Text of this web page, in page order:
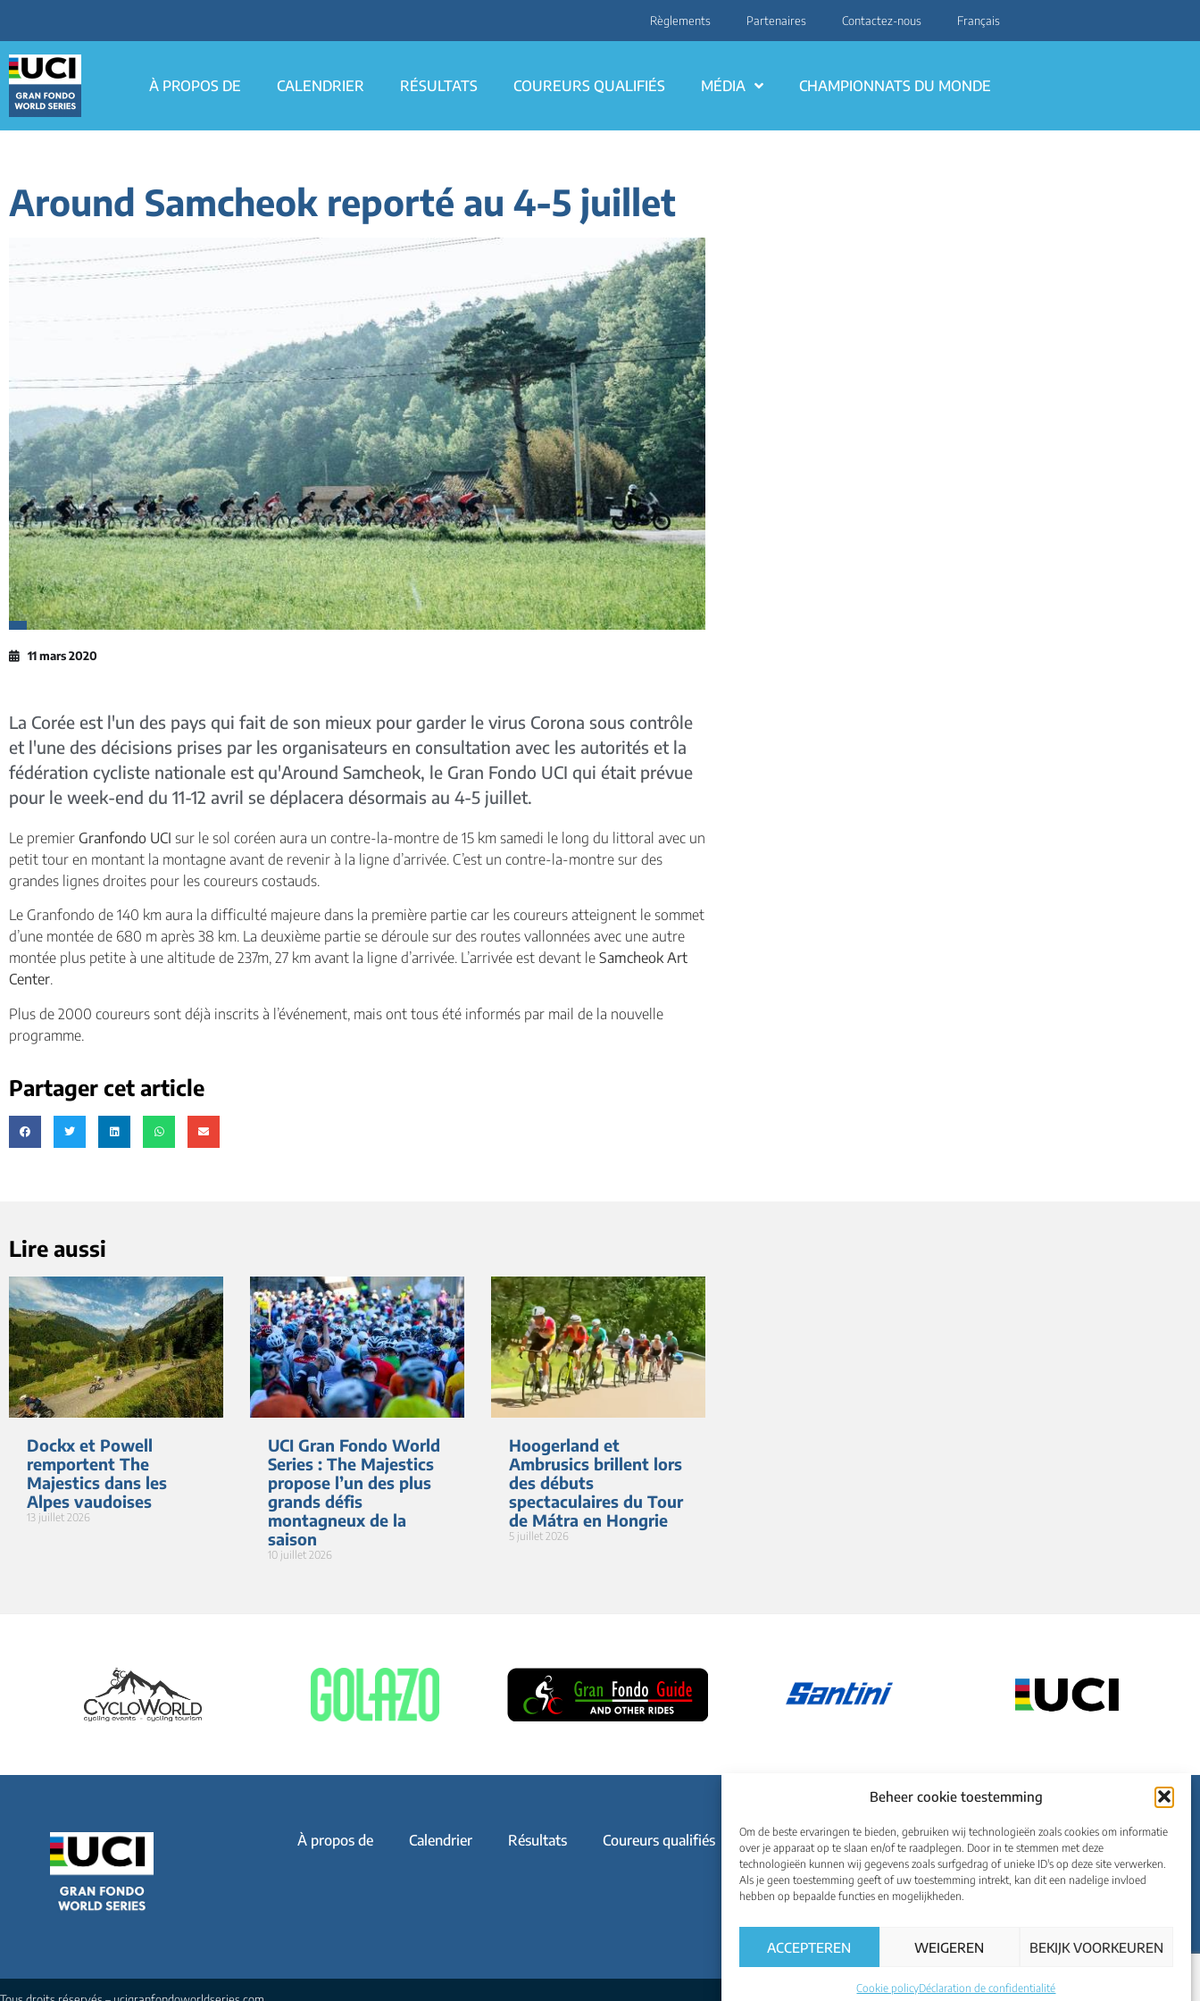
Beheer cookie toestemming
Om de beste ervaringen te bieden, gebruiken wij technologieën zoals cookies om informatie
over je apparaat op te slaan en/of te raadplegen. Door in te stemmen met deze
technologieën kunnen wij gegevens zoals surfgedrag of unieke ID's op deze site verwerken.
Als je geen toestemming geeft of uw toestemming intrekt, kan dit een nadelige invloed
hebben op bepaalde functies en mogelijkheden.
ACCEPTEREN WEIGEREN BEKIJK VOORKEUREN
Cookie policyDéclaration de confidentialité
Règlements Partenaires Contactez-nous Français
À PROPOS DE CALENDRIER RÉSULTATS COUREURS QUALIFIÉS MÉDIA CHAMPIONNATS DU MONDE
Around Samcheok reporté au 4-5 juillet
11 mars 2020
La Corée est l'un des pays qui fait de son mieux pour garder le virus Corona sous contrôle
et l'une des décisions prises par les organisateurs en consultation avec les autorités et la
fédération cycliste nationale est qu'Around Samcheok, le Gran Fondo UCI qui était prévue
pour le week-end du 11-12 avril se déplacera désormais au 4-5 juillet.
Le premier Granfondo UCI sur le sol coréen aura un contre-la-montre de 15 km samedi le long du littoral avec un
petit tour en montant la montagne avant de revenir à la ligne d’arrivée. C’est un contre-la-montre sur des
grandes lignes droites pour les coureurs costauds.
Le Granfondo de 140 km aura la difficulté majeure dans la première partie car les coureurs atteignent le sommet
d’une montée de 680 m après 38 km. La deuxième partie se déroule sur des routes vallonnées avec une autre
montée plus petite à une altitude de 237m, 27 km avant la ligne d’arrivée. L’arrivée est devant le Samcheok Art
Center.
Plus de 2000 coureurs sont déjà inscrits à l’événement, mais ont tous été informés par mail de la nouvelle
programme.
Partager cet article
Lire aussi
Dockx et Powell
remportent The
Majestics dans les
Alpes vaudoises
13 juillet 2026
UCI Gran Fondo World
Series : The Majestics
propose l’un des plus
grands défis
montagneux de la
saison
10 juillet 2026
Hoogerland et
Ambrusics brillent lors
des débuts
spectaculaires du Tour
de Mátra en Hongrie
5 juillet 2026
À propos de Calendrier Résultats Coureurs qualifiés Média Championnats du monde
Français